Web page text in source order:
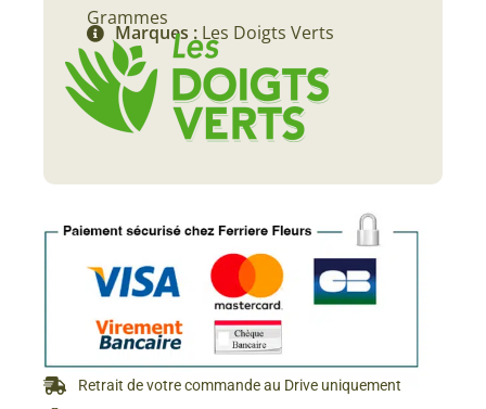
Grammes
Marques : Les Doigts Verts
Retrait de votre commande au Drive uniquement